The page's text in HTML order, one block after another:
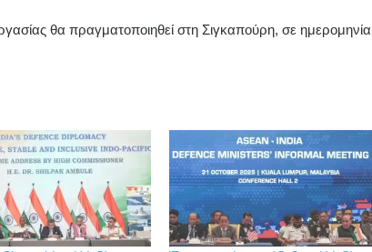
θα πραγματοποιηθεί στη Σιγκαπούρη, σε ημερομηνία